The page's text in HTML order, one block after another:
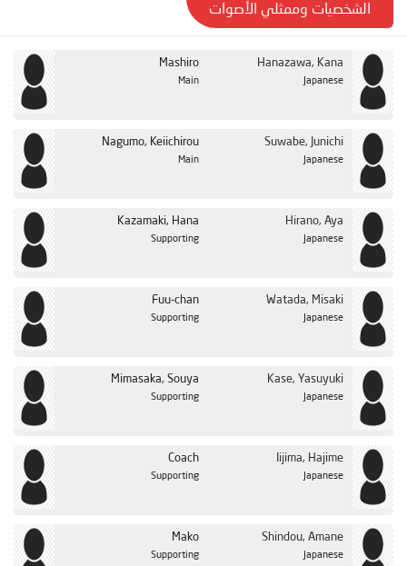
الشخصيات وممثلي الأصوات
Mashiro
Main
Hanazawa, Kana
Japanese
Nagumo, Keiichirou
Main
Suwabe, Junichi
Japanese
Kazamaki, Hana
Supporting
Hirano, Aya
Japanese
Fuu-chan
Supporting
Watada, Misaki
Japanese
Mimasaka, Souya
Supporting
Kase, Yasuyuki
Japanese
Coach
Supporting
Iijima, Hajime
Japanese
Mako
Supporting
Shindou, Amane
Japanese